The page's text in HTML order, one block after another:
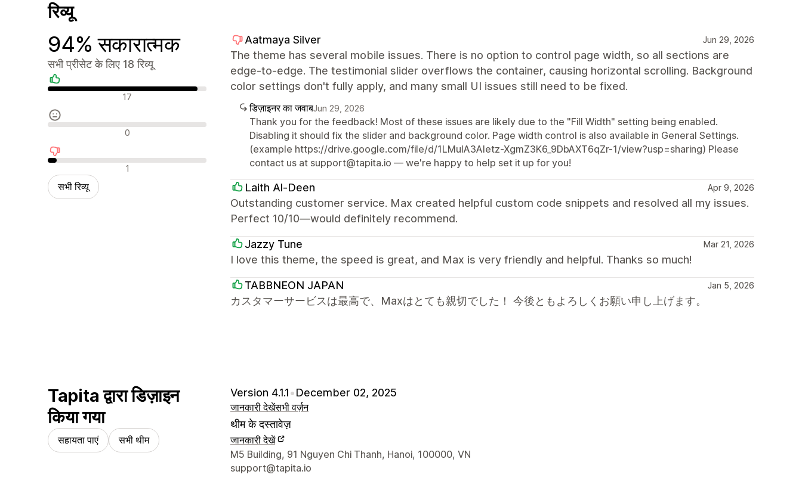
रिव्यू
94% सकारात्मक
सभी प्रीसेट के लिए 18 रिव्यू
सकारात्मक रिव्यू 17
न्यूट्रल रिव्यू 0
नकारात्मक रिव्यू 1
सभी रिव्यू
Aatmaya Silver Jun 29, 2026
The theme has several mobile issues. There is no option to control page width, so all sections are
edge-to-edge. The testimonial slider overflows the container, causing horizontal scrolling. Background
color settings don't fully apply, and many small UI issues still need to be fixed.
डिज़ाइनर का जवाबJun 29, 2026
Thank you for the feedback! Most of these issues are likely due to the "Fill Width" setting being enabled.
Disabling it should fix the slider and background color. Page width control is also available in General Settings.
(example https://drive.google.com/file/d/1LMuIA3Aletz-XgmZ3K6_9DbAXT6qZr-1/view?usp=sharing) Please
contact us at support@tapita.io — we're happy to help set it up for you!
Laith Al-Deen Apr 9, 2026
Outstanding customer service. Max created helpful custom code snippets and resolved all my issues.
Perfect 10/10—would definitely recommend.
Jazzy Tune Mar 21, 2026
I love this theme, the speed is great, and Max is very friendly and helpful. Thanks so much!
TABBNEON JAPAN Jan 5, 2026
カスタマーサービスは最高で、Maxはとても親切でした！ 今後ともよろしくお願い申し上げます。
Tapita द्वारा डिज़ाइन
किया गया
सहायता पाएं सभी थीम
Version 4.1.1•December 02, 2025
जानकारी देखेंसभी वर्ज़न
थीम के दस्तावेज़
जानकारी देखें
डिज़ाइनर के संपर्क की जानकारी
M5 Building, 91 Nguyen Chi Thanh, Hanoi, 100000, VN
support@tapita.io